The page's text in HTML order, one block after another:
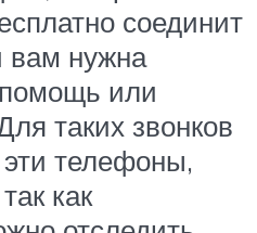
соединит
вам нужна
или
таких звонков
телефоны,
как